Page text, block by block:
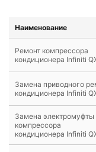
Наименование
Ремонт компрессора
кондиционера Infiniti
Замена приводного
кондиционера Infiniti
Замена электромуфты
компрессора
кондиционера Infiniti